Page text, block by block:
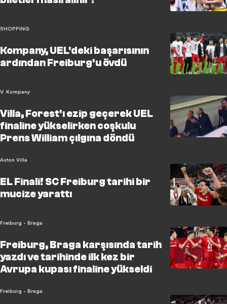
SHOPPING
Kompany, UEL'deki başarısının
ardından Freiburg'u övdü
V. Kompany
Villa, Forest'ı ezip geçerek UEL
finaline yükselirken coşkulu
Prens William çılgına döndü
Aston Villa
EL Finali! SC Freiburg tarihi bir
mucize yarattı
Freiburg - Braga
Freiburg, Braga karşısında tarih
yazdı ve tarihinde ilk kez bir
Avrupa kupası finaline yükseldi
Freiburg - Braga